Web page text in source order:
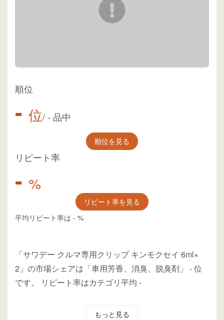
順位
- 位/- 品中
順位を見る
リピート率
- %
リピート率を見る
平均リピート率は - %
「サワデー クルマ専用クリップ キンモクセイ 6ml×
2」の市場シェアは「車用芳香、消臭、脱臭剤」 -位
です。
リピート率はカテゴリ平均 -
もっと見る